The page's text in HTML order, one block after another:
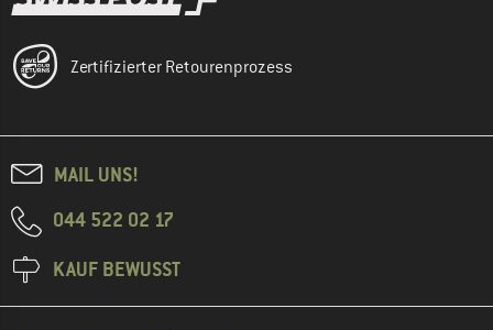
Zertifizierter Retourenprozess
MAIL UNS!
044 522 02 17
KAUF BEWUSST